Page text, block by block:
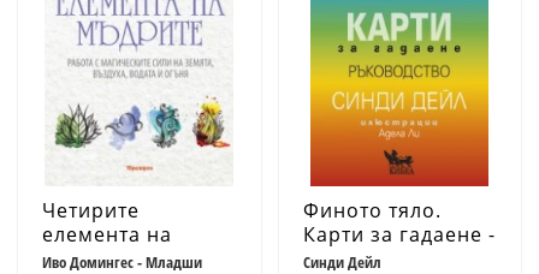
Четирите
елемента на
мъдрите
Иво Домингес - Младши
Финото тяло.
Карти за гадаене -
ръководство
Синди Дейл